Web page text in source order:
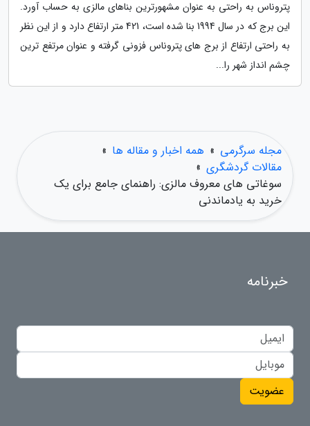
پتروناس به راحتی به عنوان مشهورترین بناهای مالزی به حساب آورد.
این برج که در سال 1994 بنا شده است، 421 متر ارتفاع دارد و از این نظر
به راحتی ارتفاع از برج های پتروناس فزونی گرفته و عنوان مرتفع ترین
چشم انداز شهر را...
مجله سرگرمی » همه اخبار و مقاله ها »
مقالات گردشگری »
سوغاتی های معروف مالزی: راهنمای جامع برای یک
خرید به یادماندنی
خبرنامه
عضویت